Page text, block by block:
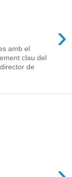
›
amb el
clau del
de